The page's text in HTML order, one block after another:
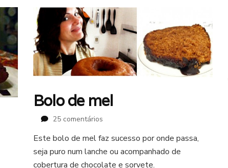
Bolo de mel
25 comentáriosem
de
mel
Este bolo de mel faz sucesso por onde passa,
seja puro num lanche ou acompanhado de
cobertura de chocolate e sorvete.